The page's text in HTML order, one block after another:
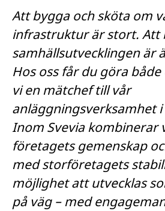
Att bygga och sköta om
infrastruktur är stort. Att
samhällsutvecklingen är
Hos oss får du göra
vi en mätchef till vår
anläggningsverksamhet
Inom Svevia kombinerar
företagets gemenskap
med storföretagets
möjlighet att utvecklas
på väg – med